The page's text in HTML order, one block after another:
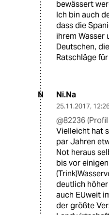
bewässert
Ich bin auch
dass die
ihrem Wasser
Deutschen,
Ratschläge
N Ni.Na
25.11.2017,
@82236
Vielleicht hat
par Jahren
Not heraus
bis vor
deutlich
auch EUweit
der größte